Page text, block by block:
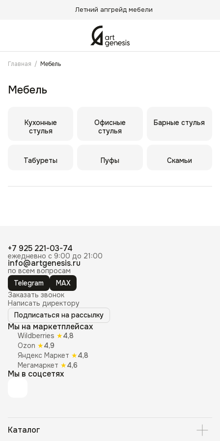
Летний апгрейд мебели
Главная / Мебель
Мебель
Кухонные
стулья
Офисные
стулья
Барные стулья
Табуреты Пуфы Скамьи
+7 925 221-03-74
ежедневно с 9:00 до 21:00
info@artgenesis.ru
по всем вопросам
Telegram
MAX
Заказать звонок
Написать директору
Подписаться на рассылку
Мы на маркетплейсах
Wildberries ★4,8
Ozon ★4,9
Яндекс Маркет ★4,8
Мегамаркет ★4,6
Мы в соцсетях
Каталог